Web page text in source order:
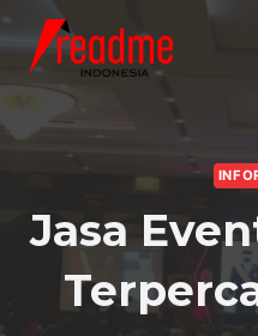
content
Jasa